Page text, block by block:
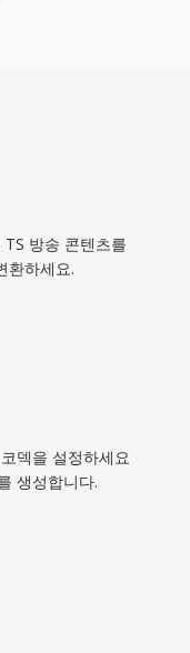
케이션에서 계
방송 콘텐츠를
환하세요.
덱을 설정하세요
생성합니다.